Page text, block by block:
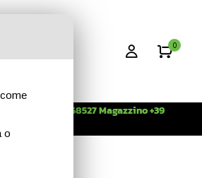
0
Info +39 3396268527 Magazzino +39
o